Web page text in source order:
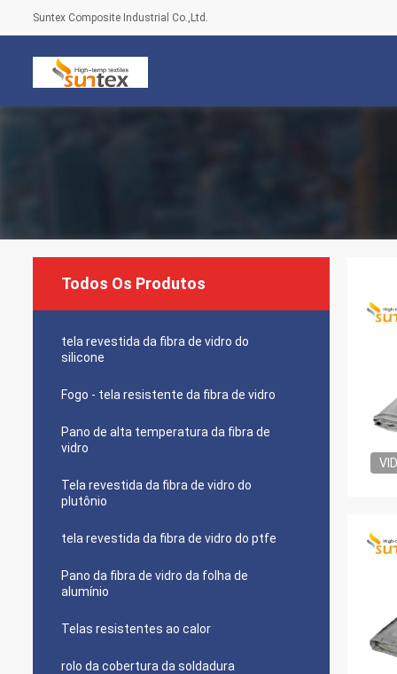
Suntex Composite Industrial Co.,Ltd.
Todos Os Produtos
tela revestida da fibra de vidro do
silicone
Fogo - tela resistente da fibra de vidro
Pano de alta temperatura da fibra de
vidro
Tela revestida da fibra de vidro do
plutônio
tela revestida da fibra de vidro do ptfe
Pano da fibra de vidro da folha de
alumínio
Telas resistentes ao calor
rolo da cobertura da soldadura